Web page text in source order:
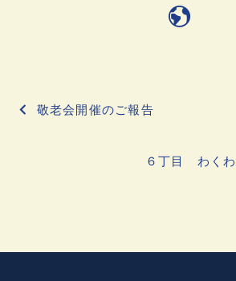
投
敬老会開催のご報告
６丁目 わく